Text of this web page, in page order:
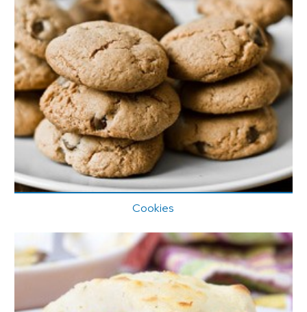
Cookies